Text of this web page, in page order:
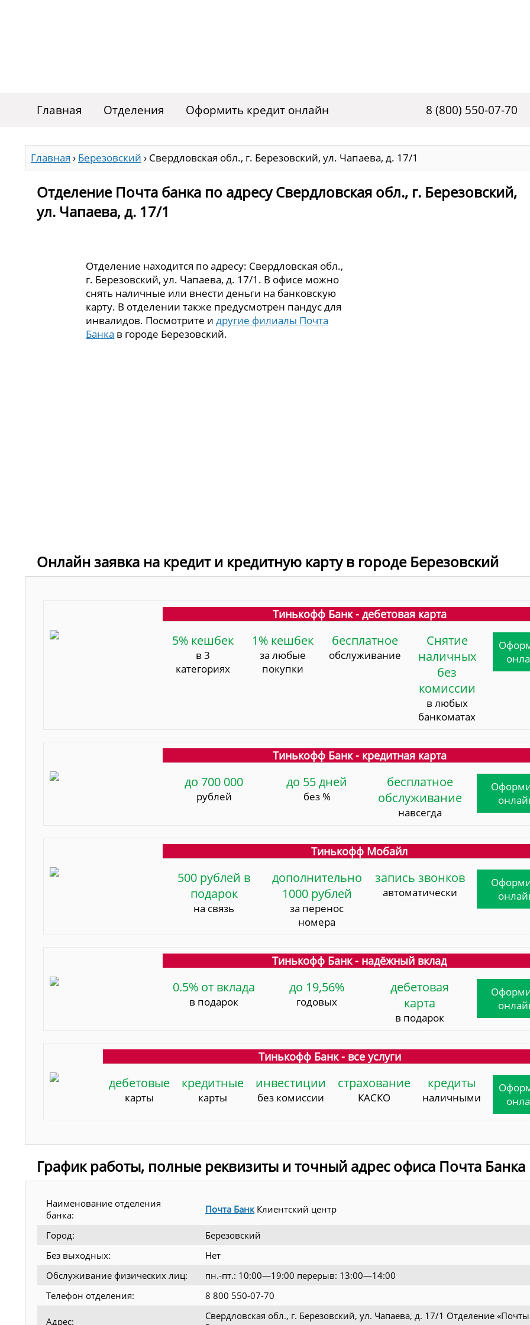
Главная Отделения Оформить кредит онлайн 8 (800) 550-07-70
Главная › Березовский › Свердловская обл., г. Березовский, ул. Чапаева, д. 17/1
Отделение Почта банка по адресу Свердловская обл., г. Березовский,
ул. Чапаева, д. 17/1
Отделение находится по адресу: Свердловская обл.,
г. Березовский, ул. Чапаева, д. 17/1. В офисе можно
снять наличные или внести деньги на банковскую
карту. В отделении также предусмотрен пандус для
инвалидов. Посмотрите идругие филиалы Почта
Банка в городе Березовский.
Онлайн заявка на кредит и кредитную карту в городе Березовский
Тинькофф Банк - дебетовая карта
5% кешбек
в 3
категориях
1% кешбек
за любые
покупки
бесплатное
обслуживание
Снятие
наличных
без
комиссии
в любых
банкоматах
Тинькофф Банк - кредитная карта
до 700 000
рублей
до 55 дней
без %
бесплатное
обслуживание
навсегда
Тинькофф Мобайл
500 рублей в
подарок
на связь
дополнительно
1000 рублей
за перенос
номера
запись звонков
автоматически
Тинькофф Банк - надёжный вклад
0.5% от вклада
в подарок
до 19,56%
годовых
дебетовая
карта
в подарок
Тинькофф Банк - все услуги
дебетовые
карты
кредитные
карты
инвестиции
без комиссии
страхование
КАСКО
кредиты
наличными
График работы, полные реквизиты и точный адрес офиса Почта Банка
Наименование отделения
банка:
Почта Банк Клиентский центр
Город:
Березовский
Без выходных:
Нет
Обслуживание физических лиц:
пн.-пт.: 10:00—19:00 перерыв: 13:00—14:00
Телефон отделения:
8 800 550-07-70
Адрес:
Свердловская обл., г. Березовский, ул. Чапаева, д. 17/1 Отделение «Почты